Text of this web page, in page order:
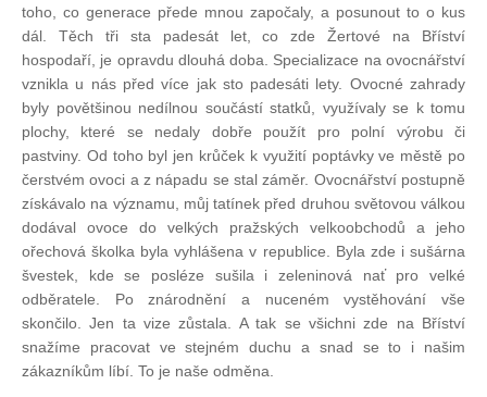
toho, co generace přede mnou započaly, a posunout to o kus
dál. Těch tři sta padesát let, co zde Žertové na Bříství
hospodaří, je opravdu dlouhá doba. Specializace na ovocnářství
vznikla u nás před více jak sto padesáti lety. Ovocné zahrady
byly povětšinou nedílnou součástí statků, využívaly se k tomu
plochy, které se nedaly dobře použít pro polní výrobu či
pastviny. Od toho byl jen krůček k využití poptávky ve městě po
čerstvém ovoci a z nápadu se stal záměr. Ovocnářství postupně
získávalo na významu, můj tatínek před druhou světovou válkou
dodával ovoce do velkých pražských velkoobchodů a jeho
ořechová školka byla vyhlášena v republice. Byla zde i sušárna
švestek, kde se posléze sušila i zeleninová nať pro velké
odběratele. Po znárodnění a nuceném vystěhování vše
skončilo. Jen ta vize zůstala. A tak se všichni zde na Bříství
snažíme pracovat ve stejném duchu a snad se to i našim
zákazníkům líbí. To je naše odměna.